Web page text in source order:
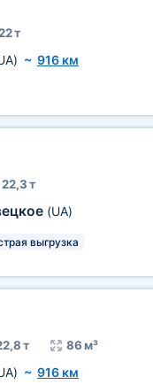
т
~ 916 км
22,3 т
(UA)
выгрузка
т 86 м³
~ 916 км